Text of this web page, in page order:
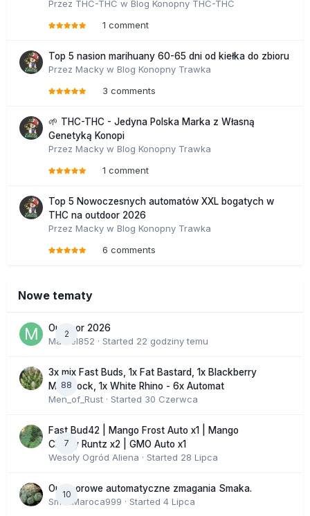
Przez THC-THC w Blog Konopny THC-THC
1 comment
Top 5 nasion marihuany 60-65 dni od kiełka do zbioru
Przez Macky w Blog Konopny Trawka
3 comments
🌱 THC-THC - Jedyna Polska Marka z Własną
Genetyką Konopi
Przez Macky w Blog Konopny Trawka
1 comment
Top 5 Nowoczesnych automatów XXL bogatych w
THC na outdoor 2026
Przez Macky w Blog Konopny Trawka
6 comments
Nowe tematy
2
Outdoor 2026
Marcel852 · Started 22 godziny temu
88
3x mix Fast Buds, 1x Fat Bastard, 1x Blackberry
Moonrock, 1x White Rhino - 6x Automat
Men_of_Rust · Started 30 Czerwca
7
Fast Bud42 | Mango Frost Auto x1 | Mango
Cherry Runtz x2 | GMO Auto x1
Wesoły Ogród Aliena · Started 28 Lipca
10
Outdoorowe automatyczne zmagania Smaka.
SmakMaroca999 · Started 4 Lipca